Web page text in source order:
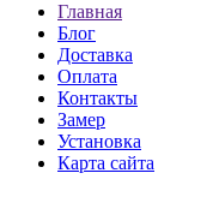
Главная
Блог
Доставка
Оплата
Контакты
Замер
Установка
Карта сайта